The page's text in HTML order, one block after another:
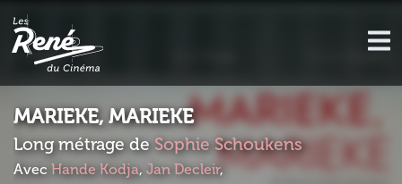
MARIEKE, MARIEKE
Long métrage de Sophie Schoukens
Avec Hande Kodja, Jan Decleir,